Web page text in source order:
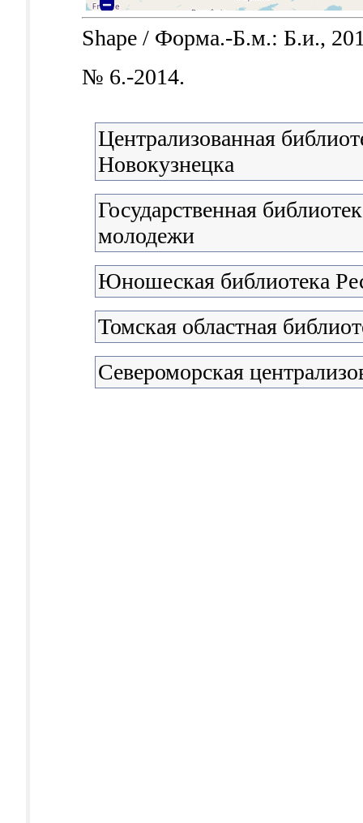
Shape / Форма.-Б.м.: Б.и.,
№ 6.-2014.
Централизованная
Новокузнецка
Государственная
молодежи
Юношеская библиотека
Томская областная
Североморская